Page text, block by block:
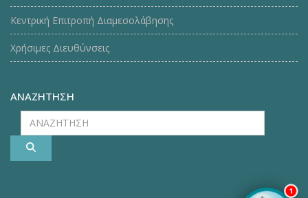
1
Κεντρική Επιτροπή Διαμεσολάβησης
Χρήσιμες Διευθύνσεις
ΑΝΑΖΗΤΗΣΗ
ΑΝΑΖΗΤΗΣΗ